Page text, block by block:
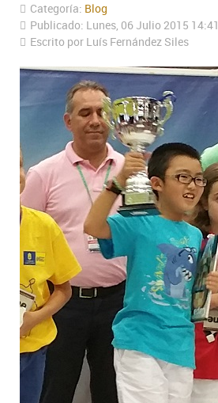
Categoría: Blog
Publicado: Lunes, 06 Julio 2015 14:41
Escrito por Luís Fernández Siles